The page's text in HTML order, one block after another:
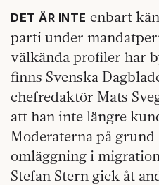
DET ÄR INTE enbart
parti under
välkända profiler har
finns Svenska
chefredaktör Mats
att han inte längre
Moderaterna på grund
omläggning i
Stefan Stern gick åt